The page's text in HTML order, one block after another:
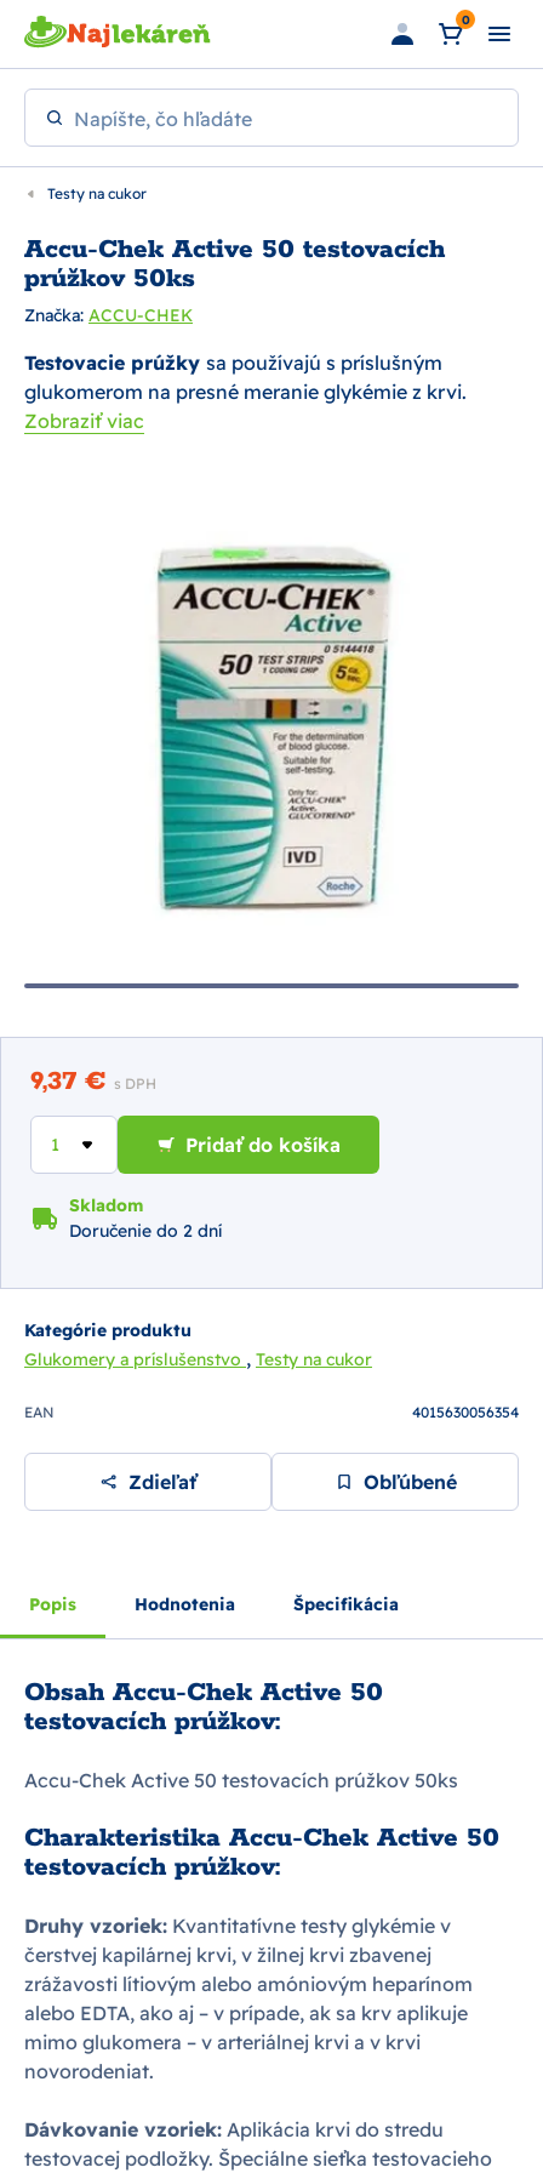
Preskočiť na hlavný obsah 0
Napíšte, čo hľadáte
Testy na cukor
Accu-Chek Active 50 testovacích
prúžkov 50ks
Značka: ACCU-CHEK
Testovacie prúžky sa používajú s príslušným
glukomerom na presné meranie glykémie z krvi.
Zobraziť viac
9,37 € s DPH
Pridať do košíka
Skladom
Doručenie do 2 dní
Kategórie produktu
Glukomery a príslušenstvo , Testy na cukor
EAN 4015630056354
Zdieľať Obľúbené
Popis Hodnotenia Špecifikácia
Obsah Accu-Chek Active 50
testovacích prúžkov:
Accu-Chek Active 50 testovacích prúžkov 50ks
Charakteristika Accu-Chek Active 50
testovacích prúžkov:
Druhy vzoriek: Kvantitatívne testy glykémie v
čerstvej kapilárnej krvi, v žilnej krvi zbavenej
zrážavosti lítiovým alebo amóniovým heparínom
alebo EDTA, ako aj – v prípade, ak sa krv aplikuje
mimo glukomera – v arteriálnej krvi a v krvi
novorodeniat.
Dávkovanie vzoriek: Aplikácia krvi do stredu
testovacej podložky. Špeciálne sieťka testovacieho